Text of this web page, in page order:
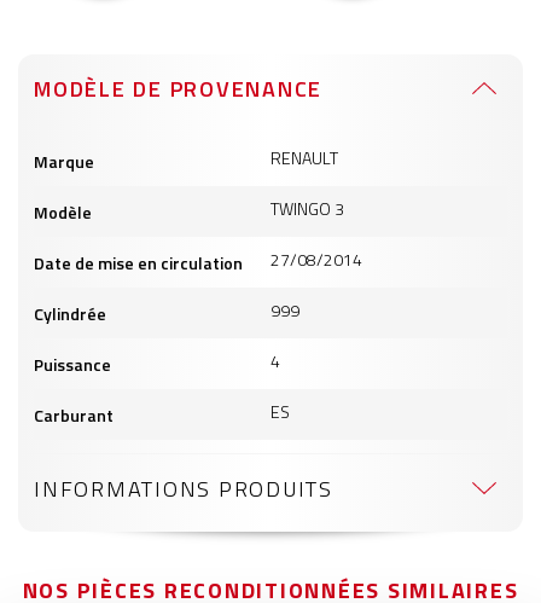
MODÈLE DE PROVENANCE
produits
Marque RENAULT
Modèle TWINGO 3
Date de mise en circulation 27/08/2014
Cylindrée 999
Puissance 4
Carburant ES
INFORMATIONS PRODUITS
NOS PIÈCES RECONDITIONNÉES SIMILAIRES